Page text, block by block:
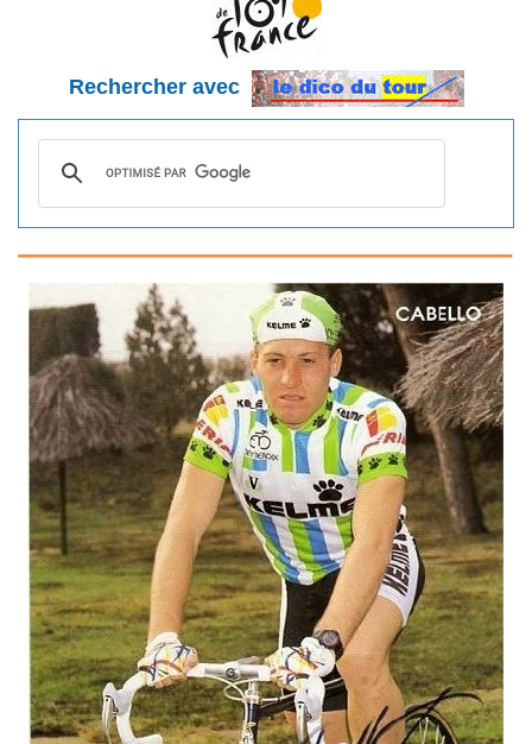
Rechercher avec